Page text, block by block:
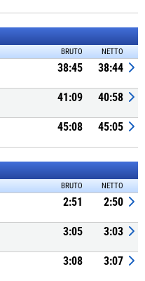
BRUTO NETTO
38:45 38:44
41:09 40:58
45:08 45:05
BRUTO NETTO
2:51 2:50
3:05 3:03
3:08 3:07